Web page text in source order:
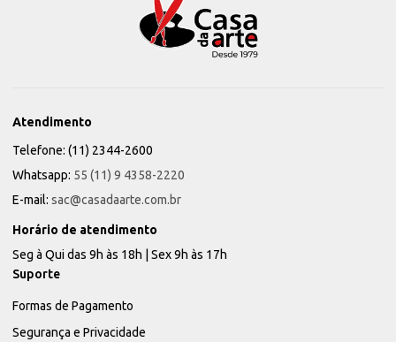
Atendimento
Telefone: (11) 2344-2600
Whatsapp: 55 (11) 9 4358-2220
E-mail: sac@casadaarte.com.br
Horário de atendimento
Seg à Qui das 9h às 18h | Sex 9h às 17h
Suporte
Formas de Pagamento
Segurança e Privacidade